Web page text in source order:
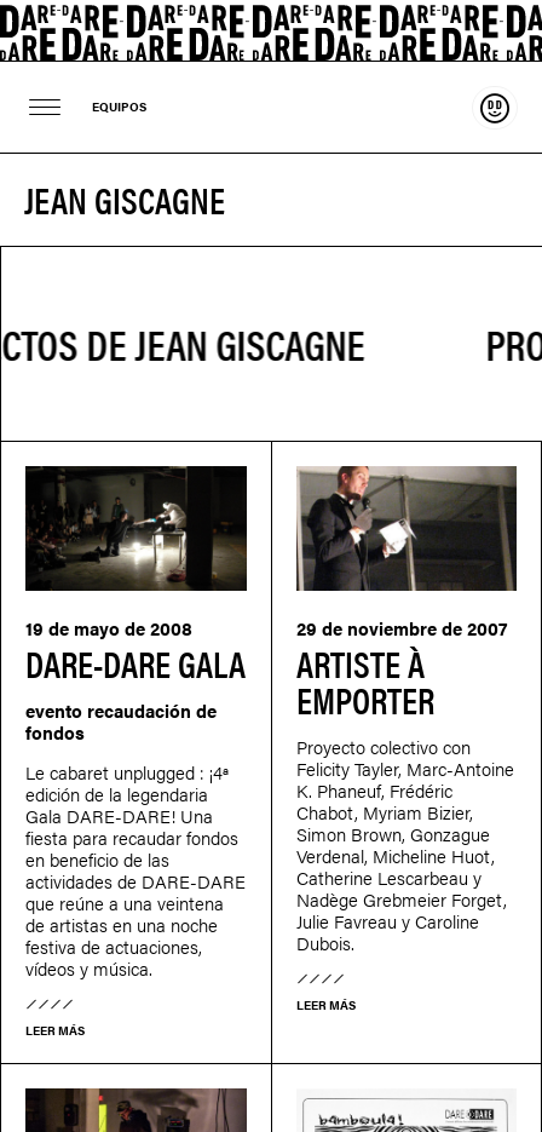
EQUIPOS
JEAN GISCAGNE
DARE-DARE GALA
19 de mayo de 2008
evento recaudación de
fondos
Le cabaret unplugged : ¡4ª
edición de la legendaria
Gala DARE-DARE! Una
fiesta para recaudar fondos
en beneficio de las
actividades de DARE-DARE
que reúne a una veintena
de artistas en una noche
festiva de actuaciones,
vídeos y música.
LEER MÁS
ARTISTE À
EMPORTER
29 de noviembre de 2007
Proyecto colectivo con
Felicity Tayler, Marc-Antoine
K. Phaneuf, Frédéric
Chabot, Myriam Bizier,
Simon Brown, Gonzague
Verdenal, Micheline Huot,
Catherine Lescarbeau y
Nadège Grebmeier Forget,
Julie Favreau y Caroline
Dubois.
LEER MÁS